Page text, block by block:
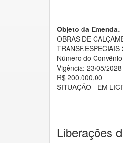
Objeto da Emenda:
OBRAS DE
Número do
Vigência: 23/05/2028
R$ 200.000,00
SITUAÇÃO - EM
Liberações